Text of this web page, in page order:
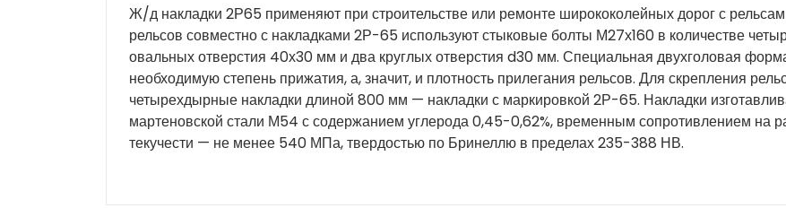
Ж/д накладки 2Р65 применяют при строительстве или ремонте ширококолейных дорог с
рельсов совместно с накладками 2Р-65 используют стыковые болты М27х160 в количестве
овальных отверстия 40х30 мм и два круглых отверстия d30 мм. Специальная двухголовая
необходимую степень прижатия, а, значит, и плотность прилегания рельсов. Для скрепления
четырехдырные накладки длиной 800 мм — накладки с маркировкой 2Р-65. Накладки
мартеновской стали М54 с содержанием углерода 0,45-0,62%, временным сопротивлением на
текучести — не менее 540 МПа, твердостью по Бринеллю в пределах 235-388 НВ.